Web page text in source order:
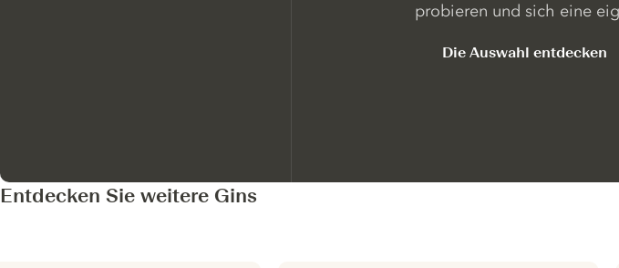
probieren und sich eine
Die Auswahl entdecken
Entdecken Sie weitere Gins